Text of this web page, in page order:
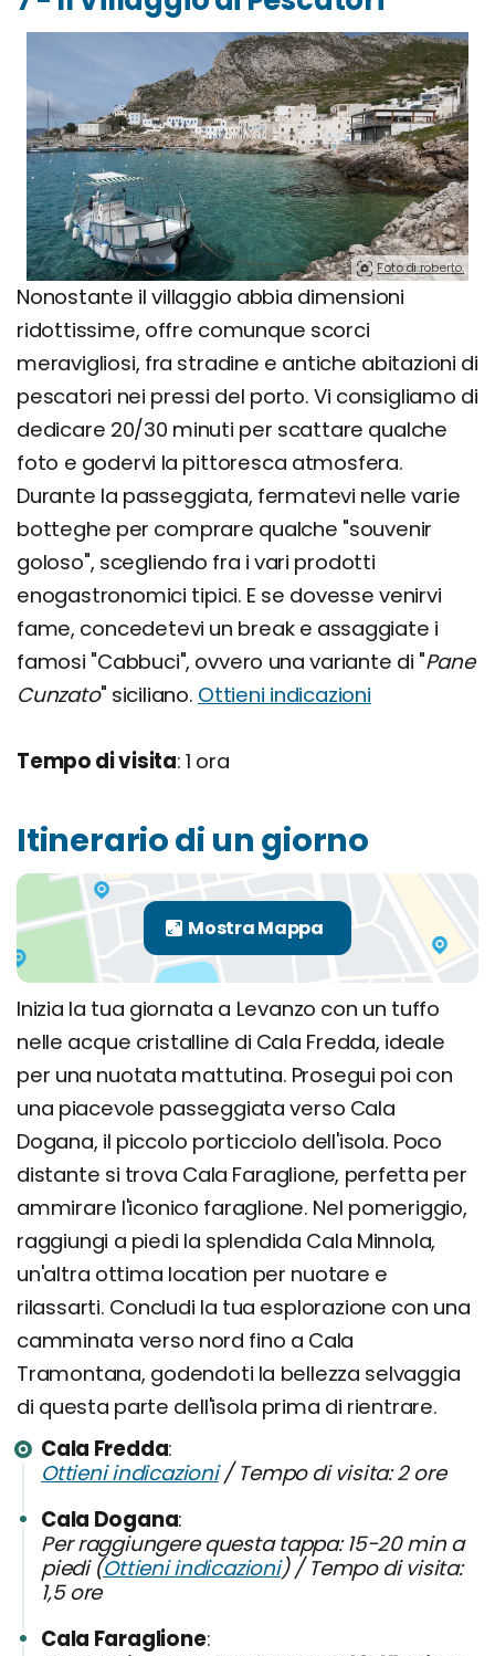
Foto di roberto.
Nonostante il villaggio abbia dimensioni
ridottissime, offre comunque scorci
meravigliosi, fra stradine e antiche abitazioni di
pescatori nei pressi del porto. Vi consigliamo di
dedicare 20/30 minuti per scattare qualche
foto e godervi la pittoresca atmosfera.
Durante la passeggiata, fermatevi nelle varie
botteghe per comprare qualche "souvenir
goloso", scegliendo fra i vari prodotti
enogastronomici tipici. E se dovesse venirvi
fame, concedetevi un break e assaggiate i
famosi "Cabbuci", ovvero una variante di "Pane
Cunzato" siciliano. Ottieni indicazioni
Tempo di visita: 1 ora
Itinerario di un giorno
Inizia la tua giornata a Levanzo con un tuffo
nelle acque cristalline di Cala Fredda, ideale
per una nuotata mattutina. Prosegui poi con
una piacevole passeggiata verso Cala
Dogana, il piccolo porticciolo dell'isola. Poco
distante si trova Cala Faraglione, perfetta per
ammirare l'iconico faraglione. Nel pomeriggio,
raggiungi a piedi la splendida Cala Minnola,
un'altra ottima location per nuotare e
rilassarti. Concludi la tua esplorazione con una
camminata verso nord fino a Cala
Tramontana, godendoti la bellezza selvaggia
di questa parte dell'isola prima di rientrare.
Cala Fredda
Ottieni indicazioni/ Tempo di visita: 2 ore
Cala Dogana
Per raggiungere questa tappa: 15-20 min a
piedi (Ottieni indicazioni) / Tempo di visita:
1,5 ore
Cala Faraglione